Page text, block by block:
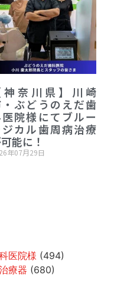
神奈川県】川崎
・ぶどうのえだ歯
院様にてブルー
ジカル歯周病治療
能に！
年07月29日
医院様 (494)
療器 (680)